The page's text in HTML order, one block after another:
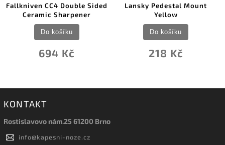
Fallkniven CC4 Double Sided
Ceramic Sharpener
694 Kč
Do košíku
Lansky Pedestal Mount
Yellow
218 Kč
Do košíku
KONTAKT
Rostislavovo nám.25 61200 Brno
info@kapesni-noze.cz